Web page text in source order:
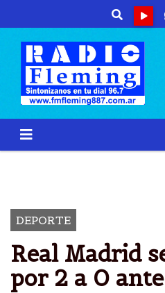
DEPORTE
Real Madrid
por 2 a 0